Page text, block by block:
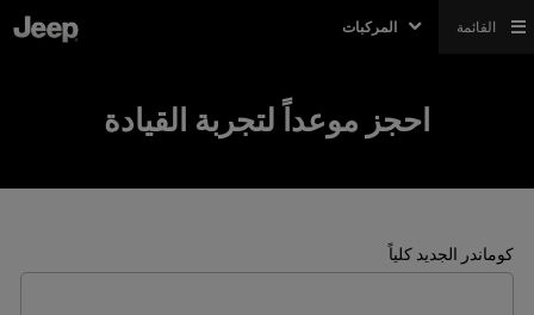
المركبات القائمة
احجز موعداً لتجربة القيادة
كوماندر الجديد كلياً